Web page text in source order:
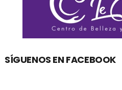
SÍGUENOS EN FACEBOOK